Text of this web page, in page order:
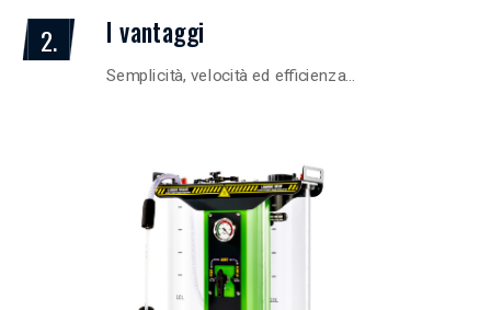
2. I vantaggi
Semplicità, velocità ed efficienza…